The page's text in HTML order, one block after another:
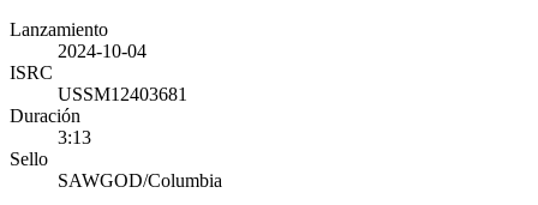
Lanzamiento
2024-10-04
ISRC
USSM12403681
Duración
3:13
Sello
SAWGOD/Columbia